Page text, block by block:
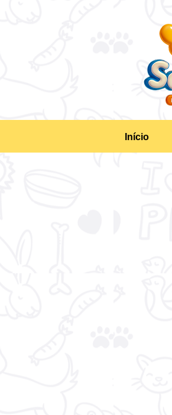
Início